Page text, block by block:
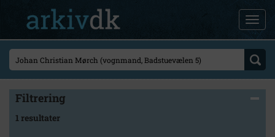
Filtrering
1 resultater